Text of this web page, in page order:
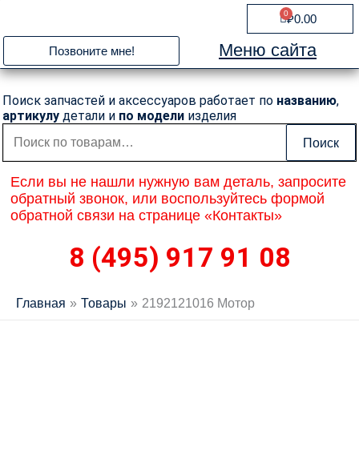
содержимому
₽0.00
0
Cart
Позвоните мне! Меню сайта
Поиск запчастей и аксессуаров работает по названию,
артикулу детали и по модели изделия
Искать:
Поиск
Если вы не нашли нужную вам деталь, запросите
обратный звонок, или воспользуйтесь формой
обратной связи на странице «Контакты»
8 (495) 917 91 08
Главная Товары 2192121016 Мотор